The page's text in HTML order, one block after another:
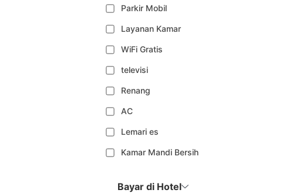
Parkir Mobil
Layanan Kamar
WiFi Gratis
televisi
Renang
AC
Lemari es
Kamar Mandi Bersih
Bayar di Hotel